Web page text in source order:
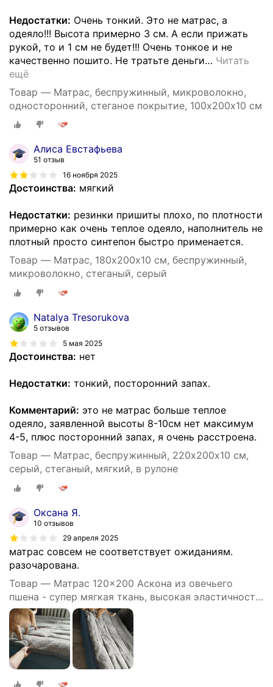
Недостатки: Очень тонкий. Это не матрас, а
одеяло!!! Высота примерно 3 см. А если прижать
рукой, то и 1 см не будет!!! Очень тонкое и не
качественно пошито. Не тратьте деньги… Читать
ещё
Товар — Матрас, беспружинный, микроволокно,
односторонний, стеганое покрытие, 100х200х10 см
Алиса Евстафьева
51 отзыв
16 ноября 2025
Достоинства: мягкий
Недостатки: резинки пришиты плохо, по плотности
примерно как очень теплое одеяло, наполнитель не
плотный просто синтепон быстро применается.
Товар — Матрас, 180х200х10 см, беспружинный,
микроволокно, стеганый, серый
Natalya Tresorukova
5 отзывов
5 мая 2025
Достоинства: нет
Недостатки: тонкий, посторонний запах.
Комментарий: это не матрас больше теплое
одеяло, заявленной высоты 8-10см нет максимум
4-5, плюс посторонний запах, я очень расстроена.
Товар — Матрас, беспружинный, 220х200х10 см,
серый, стеганый, мягкий, в рулоне
Оксана Я.
10 отзывов
29 апреля 2025
матрас совсем не соответствует ожиданиям.
разочарована.
Товар — Матрас 120x200 Аскона из овечьего
пшена - супер мягкая ткань, высокая эластичность,
поддержка спины для здорового сна